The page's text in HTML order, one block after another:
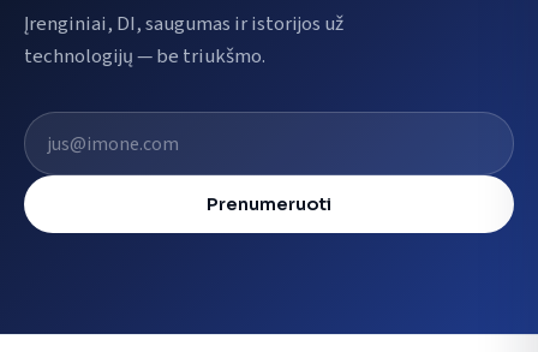
Įrenginiai, DI, saugumas ir istorijos už
technologijų — be triukšmo.
El. pašto adresas
Prenumeruoti